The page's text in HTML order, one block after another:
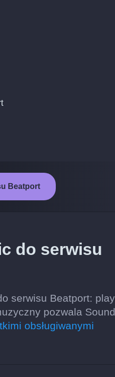
Beatport
do serwisu
serwisu Beatport:
pozwala
obsługiwanymi